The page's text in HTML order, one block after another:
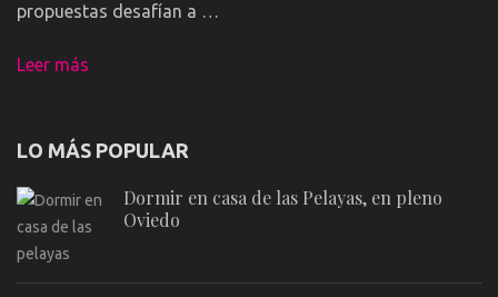
propuestas desafían a …
Leer más
LO MÁS POPULAR
Dormir en casa de las Pelayas, en pleno
Oviedo